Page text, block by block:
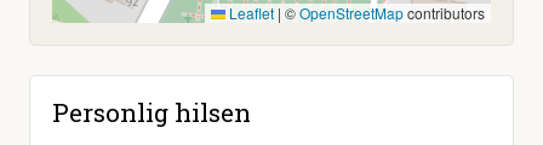
Leaflet | ©OpenStreetMapcontributors
Personlig hilsen